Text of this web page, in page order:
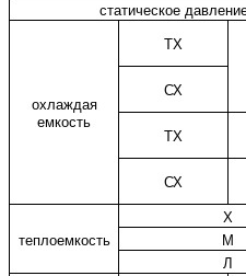
статическое
охлаждая
емкость
ТХ
СХ
ТХ
СХ
теплоемкость
Х
М
Л